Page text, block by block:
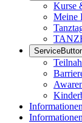
Kurse
Meine
Service